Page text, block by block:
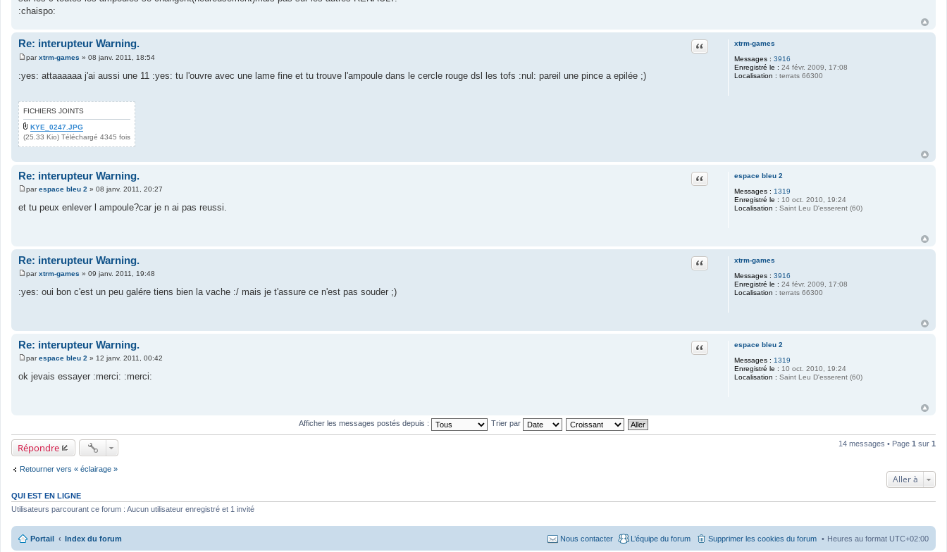
g
e
:chaispo:
xtrm-games
Messages : 3916
Enregistré le : 24 févr. 2009, 17:08
Localisation : terrats 66300
Re: interupteur Warning. Citation
M
s
e
parxtrm-games » 08 janv. 2011, 18:54
:yes: attaaaaaa j'ai aussi une 11 :yes: tu l'ouvre avec une lame fine et tu trouve l'ampoule dans le cercle rouge dsl les tofs :nul: pareil une pince a epilée ;)
FICHIERS JOINTS
KYE_0247.JPG
(25.33 Kio) Téléchargé 4345 fois
espace bleu 2
Messages : 1319
Enregistré le : 10 oct. 2010, 19:24
Localisation : Saint Leu D'esserent (60)
Re: interupteur Warning. Citation
M
e
parespace bleu 2 » 08 janv. 2011, 20:27
et tu peux enlever l ampoule?car je n ai pas reussi.
xtrm-games
Messages : 3916
Enregistré le : 24 févr. 2009, 17:08
Localisation : terrats 66300
Re: interupteur Warning. Citation
M
s
e
parxtrm-games » 09 janv. 2011, 19:48
:yes: oui bon c'est un peu galére tiens bien la vache :/ mais je t'assure ce n'est pas souder ;)
espace bleu 2
Messages : 1319
Enregistré le : 10 oct. 2010, 19:24
Localisation : Saint Leu D'esserent (60)
Re: interupteur Warning. Citation
M
s
parespace bleu 2 » 12 janv. 2011, 00:42
ok jevais essayer :merci: :merci:
Afficher les messages postés depuis : Trier par
Répondre 14 messages • Page 1 sur 1
Retourner vers « éclairage »
Aller à
QUI EST EN LIGNE
Utilisateurs parcourant ce forum : Aucun utilisateur enregistré et 1 invité
Portail Index du forum Heures au format UTC+02:00
Supprimer les cookies du forum
L’équipe du forum
Nous contacter